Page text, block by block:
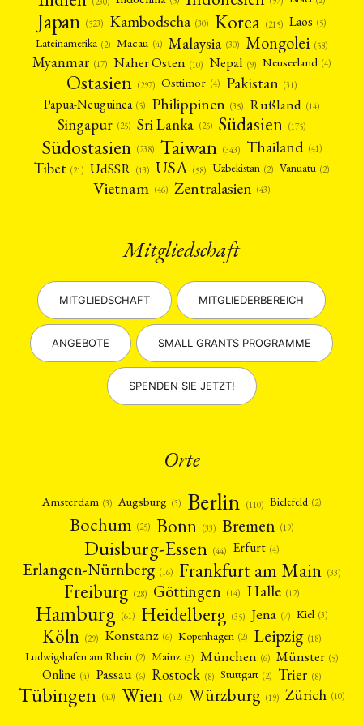
Japan (523) Kambodscha (30) Korea (215) Laos (5)
Lateinamerika (2) Macau (4) Malaysia (30) Mongolei (58)
Myanmar (17) Naher Osten (10) Nepal (9) Neuseeland (4)
Ostasien (297) Osttimor (4) Pakistan (31)
Papua-Neuguinea (5) Philippinen (35) Rußland (14)
Singapur (25) Sri Lanka (25) Südasien (175)
Südostasien (238) Taiwan (343) Thailand (41)
Tibet (21) UdSSR (13) USA (58) Uzbekistan (2) Vanuatu (2)
Vietnam (46) Zentralasien (43)
Mitgliedschaft
MITGLIEDSCHAFT MITGLIEDERBEREICH
ANGEBOTE SMALL GRANTS PROGRAMME
SPENDEN SIE JETZT!
Orte
Amsterdam (3) Augsburg (3) Berlin (110) Bielefeld (2)
Bochum (25) Bonn (33) Bremen (19)
Duisburg-Essen (44) Erfurt (4)
Erlangen-Nürnberg (16) Frankfurt am Main (33)
Freiburg (28) Göttingen (14) Halle (12)
Hamburg (61) Heidelberg (35) Jena (7) Kiel (3)
Köln (29) Konstanz (6) Kopenhagen (2) Leipzig (18)
Ludwigshafen am Rhein (2) Mainz (3) München (6) Münster (5)
Online (4) Passau (6) Rostock (8) Stuttgart (2) Trier (8)
Tübingen (40) Wien (42) Würzburg (19) Zürich (10)